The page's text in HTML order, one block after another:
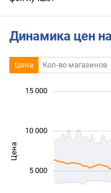
Динамика цен
Цена Кол-во магазинов
Цена
15 000
10 000
5 000